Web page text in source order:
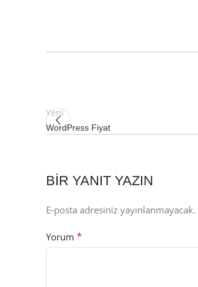
Yeni
WordPress Fiyat
BIR YANIT YAZIN
E-posta adresiniz yayınlanmayacak.
Yorum *